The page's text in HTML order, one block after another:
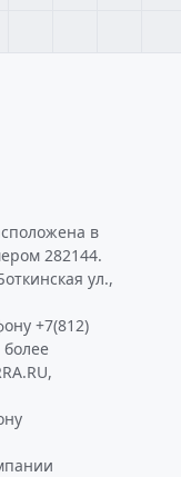
в
282144.
ул.,
+7(812)